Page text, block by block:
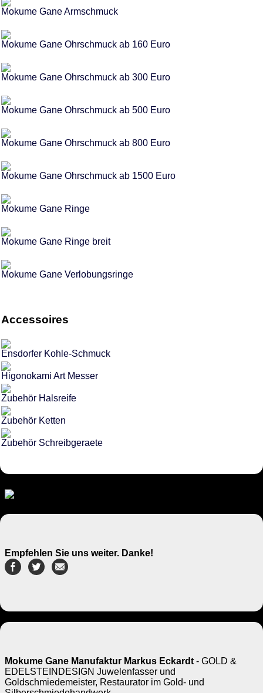
Mokume Gane Armschmuck
Mokume Gane Ohrschmuck ab 160 Euro
Mokume Gane Ohrschmuck ab 300 Euro
Mokume Gane Ohrschmuck ab 500 Euro
Mokume Gane Ohrschmuck ab 800 Euro
Mokume Gane Ohrschmuck ab 1500 Euro
Mokume Gane Ringe
Mokume Gane Ringe breit
Mokume Gane Verlobungsringe
Accessoires
Ensdorfer Kohle-Schmuck
Higonokami Art Messer
Zubehör Halsreife
Zubehör Ketten
Zubehör Schreibgeraete
Empfehlen Sie uns weiter. Danke!
Mokume Gane Manufaktur Markus Eckardt - GOLD &
EDELSTEINDESIGN Juwelenfasser und
Goldschmiedemeister, Restaurator im Gold- und